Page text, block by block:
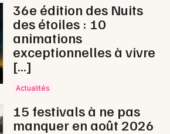
Deux-Sèvres
Charente
Aquitaine
36e édition des Nuits
des étoiles : 10
animations
exceptionnelles à vivre
[…]
Actualités
15 festivals à ne pas
manquer en août 2026